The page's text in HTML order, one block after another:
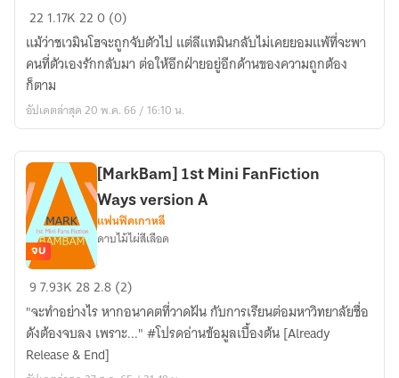
[2MIN]
FINALLY
FanFiction
"WITCH"
22 1.17K220 (0)
แม้ว่าชเวมินโฮจะถูกจับตัวไป แต่ลีแทมินกลับไม่เคยยอมแพ้ที่จะพา
คนที่ตัวเองรักกลับมา ต่อให้อีกฝ่ายอยู่อีกด้านของความถูกต้อง
ก็ตาม
อัปเดตล่าสุด 20 พ.ค. 66 / 16:10 น.
[MarkBam]
Mini
FanFiction
Ways
จบ
[MarkBam] 1st Mini FanFiction
Ways version A
แฟนฟิคเกาหลี
ดาบไม้ไผ่สีเลือด
97.93K282.8 (2)
"จะทำอย่างไร หากอนาคตที่วาดฝัน กับการเรียนต่อมหาวิทยาลัยชื่อ
ดังต้องจบลง เพราะ..." #โปรดอ่านข้อมูลเบื้องต้น [Already
Release & End]